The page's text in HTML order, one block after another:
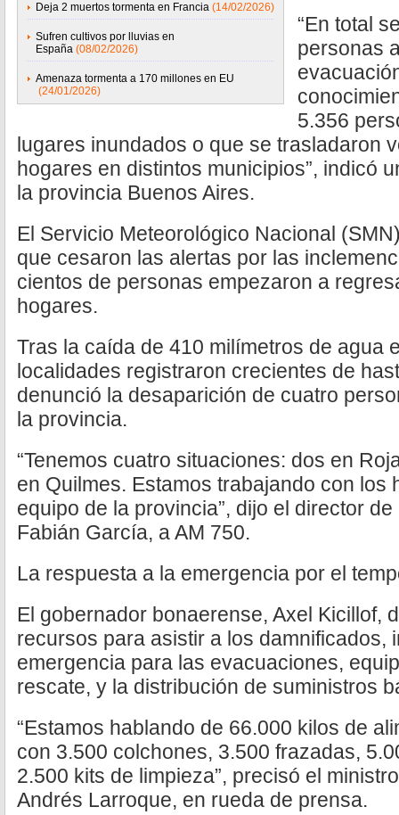
Deja 2 muertos tormenta en Francia (14/02/2026)
Sufren cultivos por lluvias en
España (08/02/2026)
Amenaza tormenta a 170 millones en EU
(24/01/2026)
“En total
personas
5.356
lugares inundados o que se trasladaron
hogares en distintos municipios”, indicó
la provincia Buenos Aires.
El Servicio Meteorológico Nacional
que cesaron las alertas por las
cientos de personas empezaron a
hogares.
Tras la caída de 410 milímetros de agua
localidades registraron crecientes de
denunció la desaparición de cuatro
la provincia.
“Tenemos cuatro situaciones: dos en
en Quilmes. Estamos trabajando con los
equipo de la provincia”, dijo el director
Fabián García, a AM 750.
La respuesta a la emergencia por el
El gobernador bonaerense, Axel Kicillof,
recursos para asistir a los damnificados,
emergencia para las evacuaciones,
rescate, y la distribución de suministros
“Estamos hablando de 66.000 kilos de
con 3.500 colchones, 3.500 frazadas,
2.500 kits de limpieza”, precisó el
Andrés Larroque, en rueda de prensa.